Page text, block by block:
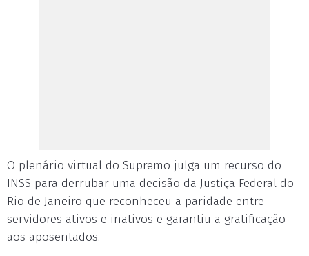
O plenário virtual do Supremo julga um recurso do
INSS para derrubar uma decisão da Justiça Federal do
Rio de Janeiro que reconheceu a paridade entre
servidores ativos e inativos e garantiu a gratificação
aos aposentados.